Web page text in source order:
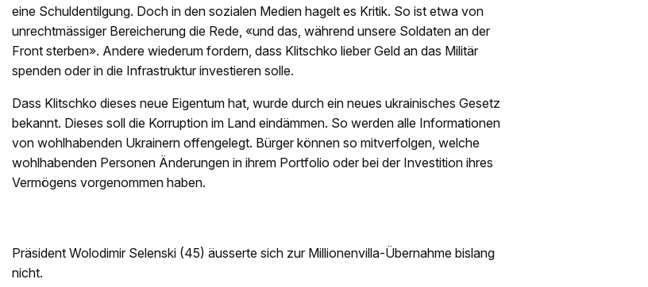
eine Schuldentilgung. Doch in den sozialen Medien hagelt es Kritik. So ist etwa von
unrechtmässiger Bereicherung die Rede, «und das, während unsere Soldaten an der
Front sterben». Andere wiederum fordern, dass Klitschko lieber Geld an das Militär
spenden oder in die Infrastruktur investieren solle.
Dass Klitschko dieses neue Eigentum hat, wurde durch ein neues ukrainisches Gesetz
bekannt. Dieses soll die Korruption im Land eindämmen. So werden alle Informationen
von wohlhabenden Ukrainern offengelegt. Bürger können so mitverfolgen, welche
wohlhabenden Personen Änderungen in ihrem Portfolio oder bei der Investition ihres
Vermögens vorgenommen haben.
Präsident Wolodimir Selenski (45) äusserte sich zur Millionenvilla-Übernahme bislang
nicht.